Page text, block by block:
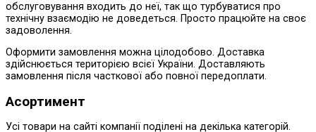
обслуговування входить до неї, так що турбуватися про
технічну взаємодію не доведеться. Просто працюйте на своє
задоволення.
Оформити замовлення можна цілодобово. Доставка
здійснюється територією всієї України. Доставляють
замовлення після часткової або повної передоплати.
Асортимент
Усі товари на сайті компанії поділені на декілька категорій.